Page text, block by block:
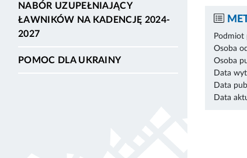
NABÓR UZUPEŁNIAJĄCY
ŁAWNIKÓW NA KADENCJĘ 2024-
2027
POMOC DLA UKRAINY
Podmiot
Osoba
Osoba
Data
Data
Data